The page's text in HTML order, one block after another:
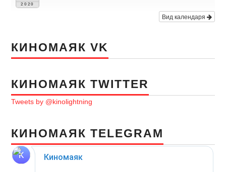
2020
Вид календаря
КИНОМАЯК VK
КИНОМАЯК TWITTER
Tweets by @kinolightning
КИНОМАЯК TELEGRAM